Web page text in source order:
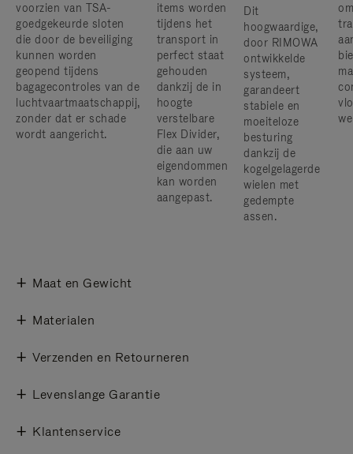
voorzien van TSA-
goedgekeurde sloten
die door de beveiliging
kunnen worden
geopend tijdens
bagagecontroles van de
luchtvaartmaatschappij,
zonder dat er schade
wordt aangericht.
items worden
tijdens het
transport in
perfect staat
gehouden
dankzij de in
hoogte
verstelbare
Flex Divider,
die aan uw
eigendommen
kan worden
aangepast.
Dit
hoogwaardige,
door RIMOWA
ontwikkelde
systeem,
garandeert
stabiele en
moeiteloze
besturing
dankzij de
kogelgelagerde
wielen met
gedempte
assen.
Maat en Gewicht
Materialen
Verzenden en Retourneren
Levenslange Garantie
Klantenservice